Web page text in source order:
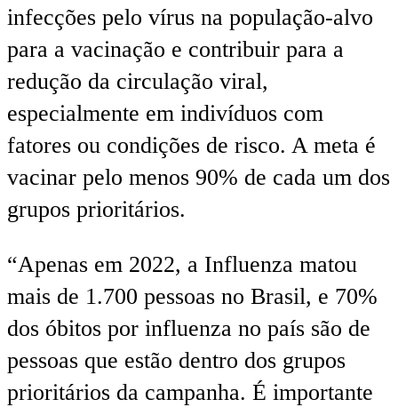
infecções pelo vírus na população-alvo
para a vacinação e contribuir para a
redução da circulação viral,
especialmente em indivíduos com
fatores ou condições de risco. A meta é
vacinar pelo menos 90% de cada um dos
grupos prioritários.
“Apenas em 2022, a Influenza matou
mais de 1.700 pessoas no Brasil, e 70%
dos óbitos por influenza no país são de
pessoas que estão dentro dos grupos
prioritários da campanha. É importante